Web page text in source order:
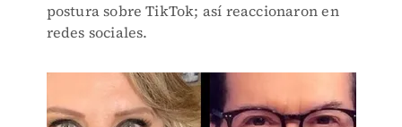
postura sobre TikTok; así reaccionaron en
redes sociales.